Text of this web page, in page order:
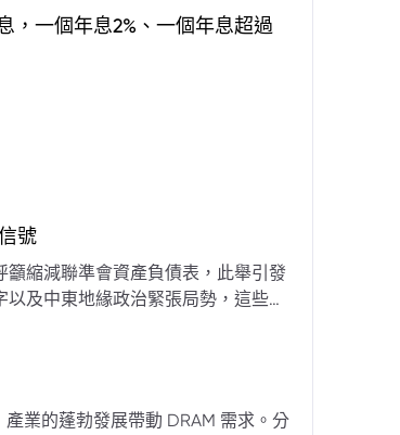
，一個年息2%、一個年息超過
號
縮減聯準會資產負債表，此舉引發
及中東地緣政治緊張局勢，這些因
政策觀望期，重點將放在維持較高
業的蓬勃發展帶動 DRAM 需求。分